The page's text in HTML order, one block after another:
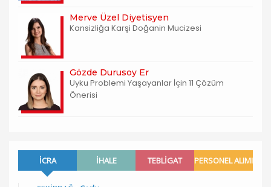
Merve Üzel Diyetisyen
Kansizliğa Karşi Doğanin Mucizesi
Gözde Durusoy Er
Uyku Problemi Yaşayanlar İçin 11 Çözüm
Önerisi